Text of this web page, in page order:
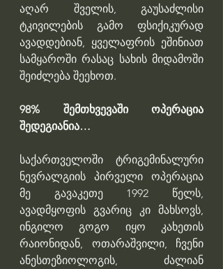
აღარ შველის, გაუსაძლისი
ტკივილების გამო ფსიქიკურად
ავადდებიან, ყველაფრის ეშინიათ
სამყაროში რასაც სახის მიდამოში
შეიძლება შეეხოთ.
98% შემთხვევაში ოპერაცია
შედეგიანია…
საქართველოში ტრიგემინალური
ნევრალგიის პირველი ოპერაცია
მე გავაკეთე 1992 წელს,
ავადმყოფის გვარიც კი მახსოვს,
ინგილო გოგო იყო კახეთის
რაიონიდან, ოთარაშვილი, ჩვენი
ანესთეზიოლოგის, ძალიან